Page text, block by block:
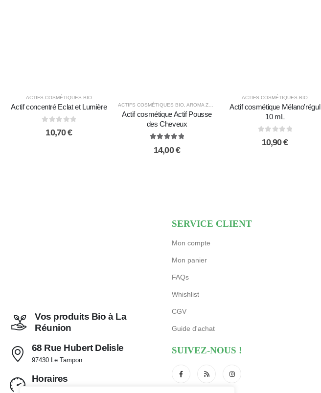
ACTIFS COSMÉTIQUES BIO
Actif concentré Eclat et Lumière
10,70€
ACTIFS COSMÉTIQUES BIO, AROMA ZONE
Actif cosmétique Actif Pousse
des Cheveux
14,00€
ACTIFS COSMÉTIQUES BIO
Actif cosmétique Mélano'régul
10 mL
10,90€
Vos produits Bio à La
Réunion
68 Rue Hubert Delisle
97430 Le Tampon
Horaires
SERVICE CLIENT
Mon compte
Mon panier
FAQs
Whishlist
CGV
Guide d'achat
SUIVEZ-NOUS !